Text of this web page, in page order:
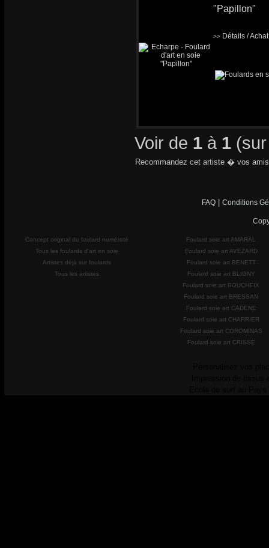
"Papillon"
>> Détails /
Voir de 1 à 1
Recommandez cet artiste � vos
FAQ Conditions
Concept original du foulard numéroté
Tous les foulards d'art en soie
Artistes déjà sur foulards
Tous les artistes
Foulard soie art AMARAL
Foulard soie art AVEZARD
Foulard soie art BENETT
Foulard soie art BLIGNY
Foulard soie art BOUCHEIX
Foulard soie art BRESSAN
Foulard soie art CADENE
Foulard soie art CHARRIER
Foulard soie art COROMINAS
Foulard soie art CRISSE